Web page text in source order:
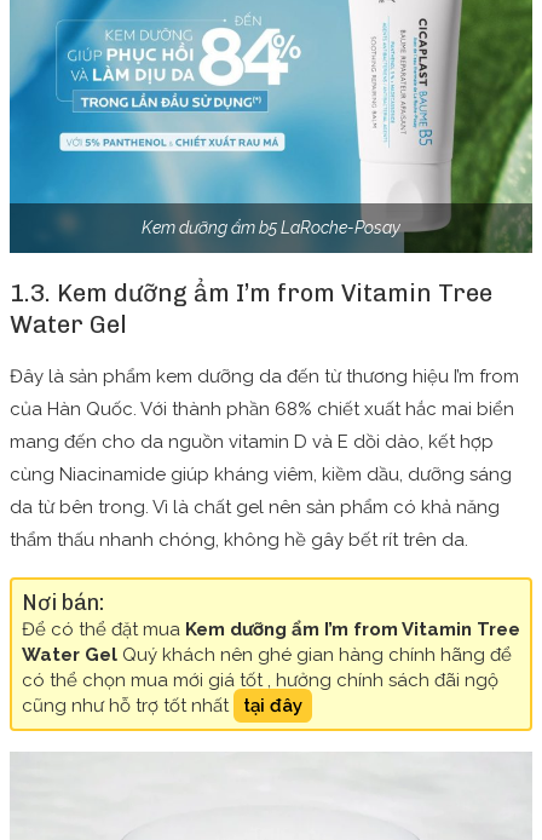
Kem dưỡng ẩm b5 LaRoche-Posay
1.3. Kem dưỡng ẩm I’m from Vitamin Tree
Water Gel
Đây là sản phẩm kem dưỡng da đến từ thương hiệu I’m from
của Hàn Quốc. Với thành phần 68% chiết xuất hắc mai biển
mang đến cho da nguồn vitamin D và E dồi dào, kết hợp
cùng Niacinamide giúp kháng viêm, kiềm dầu, dưỡng sáng
da từ bên trong. Vì là chất gel nên sản phẩm có khả năng
thẩm thấu nhanh chóng, không hề gây bết rít trên da.
Nơi bán:
Để có thể đặt mua Kem dưỡng ẩm I’m from Vitamin Tree
Water Gel Quý khách nên ghé gian hàng chính hãng để
có thể chọn mua mới giá tốt , hưởng chính sách đãi ngộ
cũng như hỗ trợ tốt nhất
tại đây